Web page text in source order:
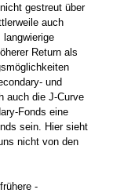
gestreut über
auch
Return als
und
auch die J-Curve
Fonds eine
sein. Hier sieht
nicht von den